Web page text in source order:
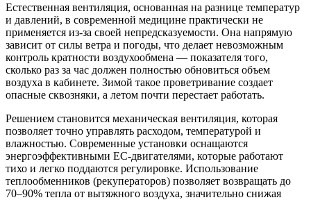
Естественная вентиляция, основанная на разнице температур
и давлений, в современной медицине практически не
применяется из-за своей непредсказуемости. Она напрямую
зависит от силы ветра и погоды, что делает невозможным
контроль кратности воздухообмена — показателя того,
сколько раз за час должен полностью обновиться объем
воздуха в кабинете. Зимой такое проветривание создает
опасные сквозняки, а летом почти перестает работать.
Решением становится механическая вентиляция, которая
позволяет точно управлять расходом, температурой и
влажностью. Современные установки оснащаются
энергоэффективными EC-двигателями, которые работают
тихо и легко поддаются регулировке. Использование
теплообменников (рекуператоров) позволяет возвращать до
70–90% тепла от вытяжного воздуха, значительно снижая